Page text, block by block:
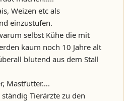
Weizen etc als
einzustufen.
selbst Kühe die mit
kaum noch 10 Jahre alt
blutend aus dem Stall
Mastfutter….
Tierärzte zu den